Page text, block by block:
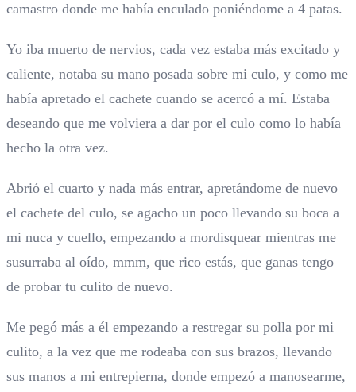
camastro donde me había enculado poniéndome a 4 patas.
Yo iba muerto de nervios, cada vez estaba más excitado y
caliente, notaba su mano posada sobre mi culo, y como me
había apretado el cachete cuando se acercó a mí. Estaba
deseando que me volviera a dar por el culo como lo había
hecho la otra vez.
Abrió el cuarto y nada más entrar, apretándome de nuevo
el cachete del culo, se agacho un poco llevando su boca a
mi nuca y cuello, empezando a mordisquear mientras me
susurraba al oído, mmm, que rico estás, que ganas tengo
de probar tu culito de nuevo.
Me pegó más a él empezando a restregar su polla por mi
culito, a la vez que me rodeaba con sus brazos, llevando
sus manos a mi entrepierna, donde empezó a manosearme,